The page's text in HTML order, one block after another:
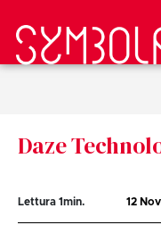
Daze
Lettura 1min. 12